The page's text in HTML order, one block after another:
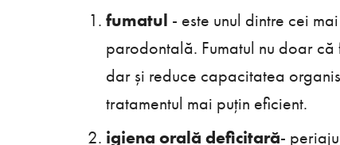
fumatul - este unul dintre cei
parodontală. Fumatul nu doar
dar și reduce capacitatea
tratamentul mai puțin eficient.
igiena orală deficitară-